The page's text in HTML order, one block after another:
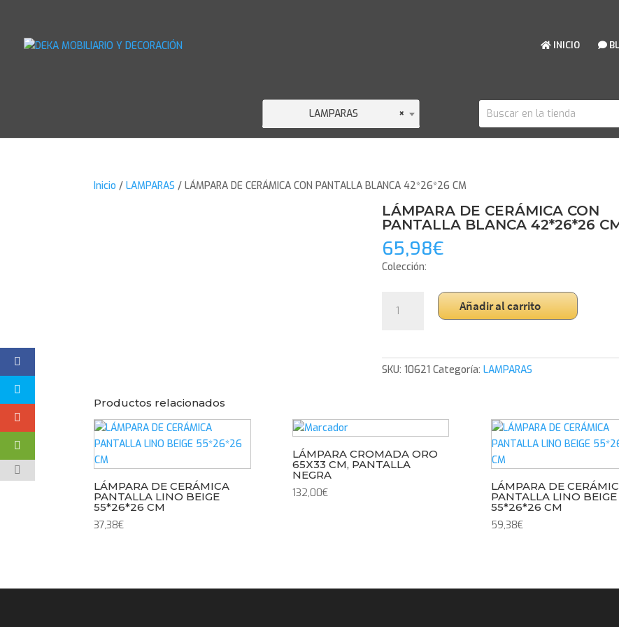
INICIO
×
LAMPARAS
Inicio /LAMPARAS / LÁMPARA DE CERÁMICA CON PANTALLA BLANCA 42*26*26 CM
LÁMPARA DE CERÁMICA CON
PANTALLA BLANCA 42*26*26
65,98€
Colección:
PANTALLA
BLANCA
cantidad
Añadir al carrito
SKU:10621 Categoría:LAMPARAS
Productos relacionados
LÁMPARA DE CERÁMICA
PANTALLA LINO BEIGE
55*26*26 CM
37,38€
LÁMPARA CROMADA ORO
65X33 CM, PANTALLA
NEGRA
132,00€
LÁMPARA DE
PANTALLA LINO BEIGE
55*26*26 CM
59,38€